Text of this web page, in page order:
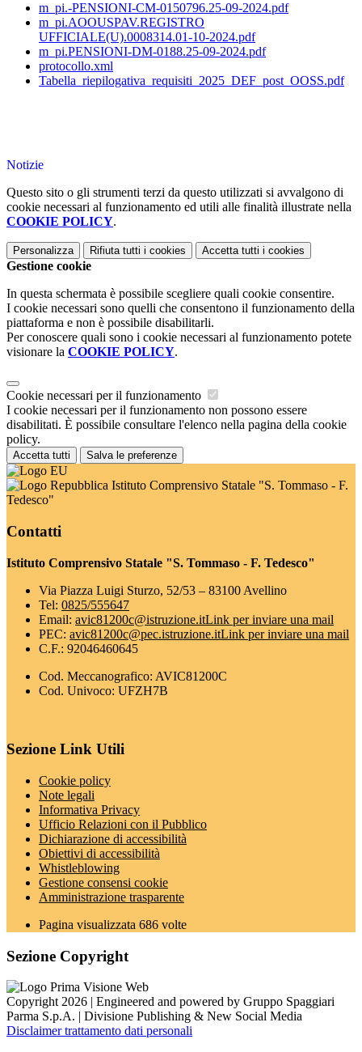
m_pi.-PENSIONI-CM-0150796.25-09-2024.pdf
m_pi.AOOUSPAV.REGISTRO
UFFICIALE(U).0008314.01-10-2024.pdf
m_pi.PENSIONI-DM-0188.25-09-2024.pdf
protocollo.xml
Tabella_riepilogativa_requisiti_2025_DEF_post_OOSS.pdf
Notizie
Questo sito o gli strumenti terzi da questo utilizzati si avvalgono di
cookie necessari al funzionamento ed utili alle finalità illustrate nella
COOKIE POLICY.
Personalizza Rifiuta tutti i cookies Accetta tutti i cookies
Gestione cookie
In questa schermata è possibile scegliere quali cookie consentire.
I cookie necessari sono quelli che consentono il funzionamento della
piattaforma e non è possibile disabilitarli.
Per conoscere quali sono i cookie necessari al funzionamento potete
visionare la COOKIE POLICY.
Cookie necessari per il funzionamento
I cookie necessari per il funzionamento non possono essere
disabilitati. È possibile consultare l'elenco nella pagina della cookie
policy.
Accetta tutti Salva le preferenze
Istituto Comprensivo Statale "S. Tommaso - F.
Tedesco"
Contatti
Istituto Comprensivo Statale "S. Tommaso - F. Tedesco"
Via Piazza Luigi Sturzo, 52/53 – 83100 Avellino
Tel: 0825/555647
Email: avic81200c@istruzione.itLink per inviare una mail
PEC: avic81200c@pec.istruzione.itLink per inviare una mail
C.F.: 92046460645
Cod. Meccanografico: AVIC81200C
Cod. Univoco: UFZH7B
Sezione Link Utili
Cookie policy
Note legali
Informativa Privacy
Ufficio Relazioni con il Pubblico
Dichiarazione di accessibilità
Obiettivi di accessibilità
Whistleblowing
Gestione consensi cookie
Amministrazione trasparente
Pagina visualizzata 686 volte
Sezione Copyright
Copyright 2026 | Engineered and powered by Gruppo Spaggiari
Parma S.p.A. | Divisione Publishing & New Social Media
Disclaimer trattamento dati personali